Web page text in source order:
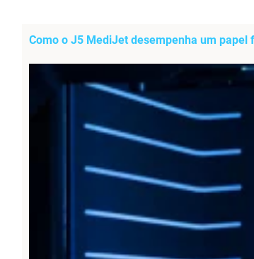
Como o J5 MediJet desempenha um